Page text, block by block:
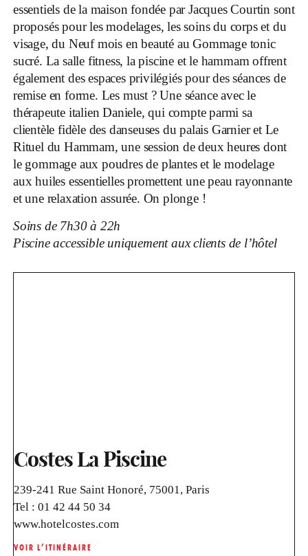
essentiels de la maison fondée par Jacques Courtin sont
proposés pour les modelages, les soins du corps et du
visage, du Neuf mois en beauté au Gommage tonic
sucré. La salle fitness, la piscine et le hammam offrent
également des espaces privilégiés pour des séances de
remise en forme. Les must ? Une séance avec le
thérapeute italien Daniele, qui compte parmi sa
clientèle fidèle des danseuses du palais Garnier et Le
Rituel du Hammam, une session de deux heures dont
le gommage aux poudres de plantes et le modelage
aux huiles essentielles promettent une peau rayonnante
et une relaxation assurée. On plonge !
Soins de 7h30 à 22h
Piscine accessible uniquement aux clients de l’hôtel
Costes La Piscine
239-241 Rue Saint Honoré, 75001, Paris
Tel : 01 42 44 50 34
www.hotelcostes.com
VOIR L’ITINÉRAIRE